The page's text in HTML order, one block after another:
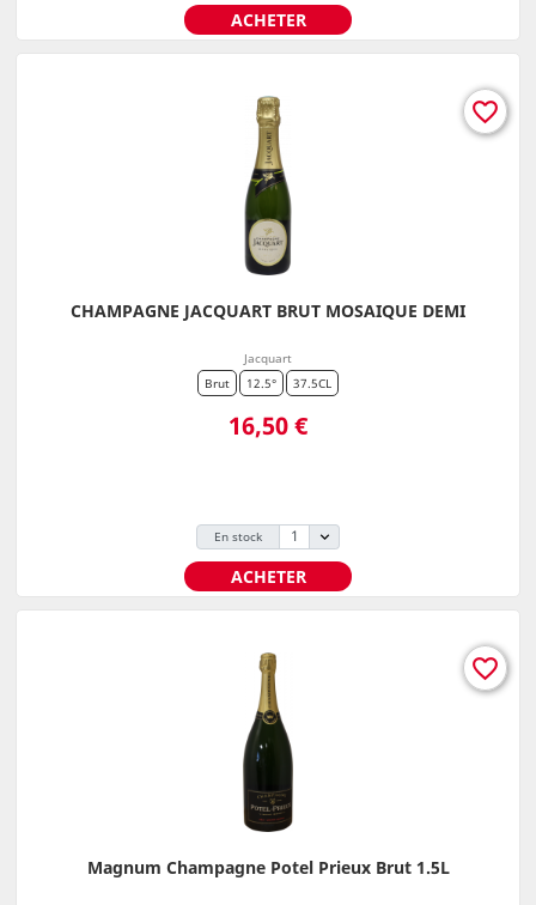
ACHETER
CHAMPAGNE JACQUART BRUT MOSAIQUE DEMI
Jacquart
Brut
12.5° 37.5CL
Prix
16,50 €
En stock
ACHETER
favorite_border
Magnum Champagne Potel Prieux Brut 1.5L
favorite_border